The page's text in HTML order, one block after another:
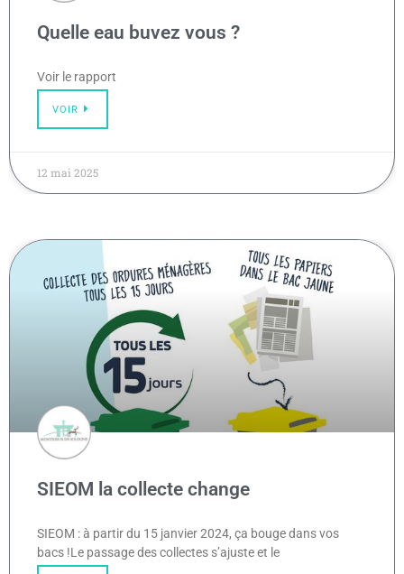
Quelle eau buvez vous ?
Voir le rapport
VOIR
12 mai 2025
SIEOM la collecte change
SIEOM : à partir du 15 janvier 2024, ça bouge dans vos
bacs !Le passage des collectes s’ajuste et le